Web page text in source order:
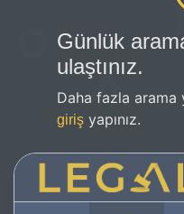
Günlük
ulaştınız.
Daha fazla
giriş yapınız.